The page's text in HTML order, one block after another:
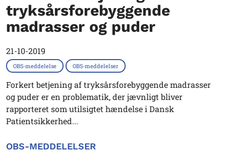
tryksårsforebyggende
madrasser og puder
21-10-2019
OBS-meddelelse OBS-meddelelser
Forkert betjening af tryksårsforebyggende madrasser
og puder er en problematik, der jævnligt bliver
rapporteret som utilsigtet hændelse i Dansk
Patientsikkerhed...
OBS-MEDDELELSER